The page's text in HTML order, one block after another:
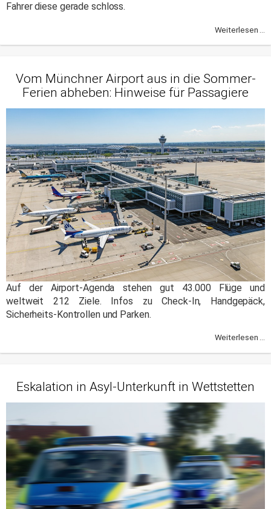
Fahrer diese gerade schloss.
Weiterlesen ...
Vom Münchner Airport aus in die Sommer-
Ferien abheben: Hinweise für Passagiere
Auf der Airport-Agenda stehen gut 43.000 Flüge und
weltweit 212 Ziele. Infos zu Check-In, Handgepäck,
Sicherheits-Kontrollen und Parken.
Weiterlesen ...
Eskalation in Asyl-Unterkunft in Wettstetten